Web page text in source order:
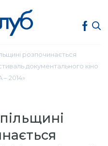
розпочинається
документального кіно
2014»